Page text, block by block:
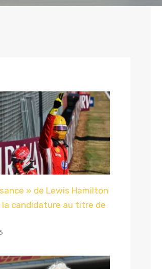
» de Lewis Hamilton
candidature au titre de